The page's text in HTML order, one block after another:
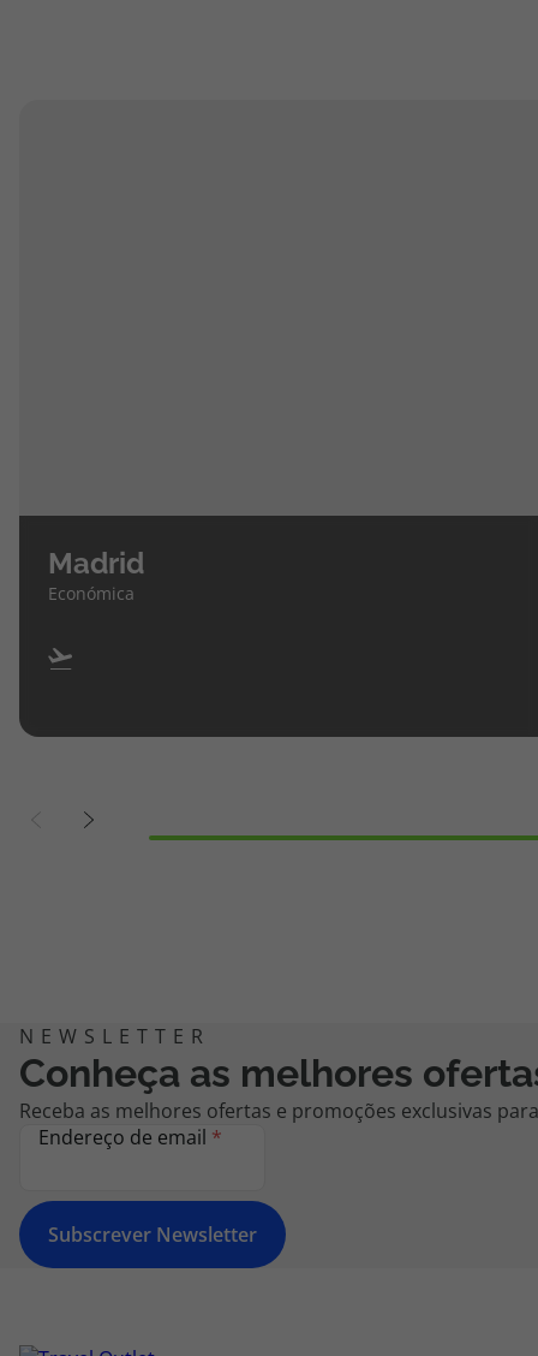
Madrid
Económica
Conheça as melhores
Receba as melhores ofertas e promoções exclusivas
Endereço de email *
Subscrever Newsletter